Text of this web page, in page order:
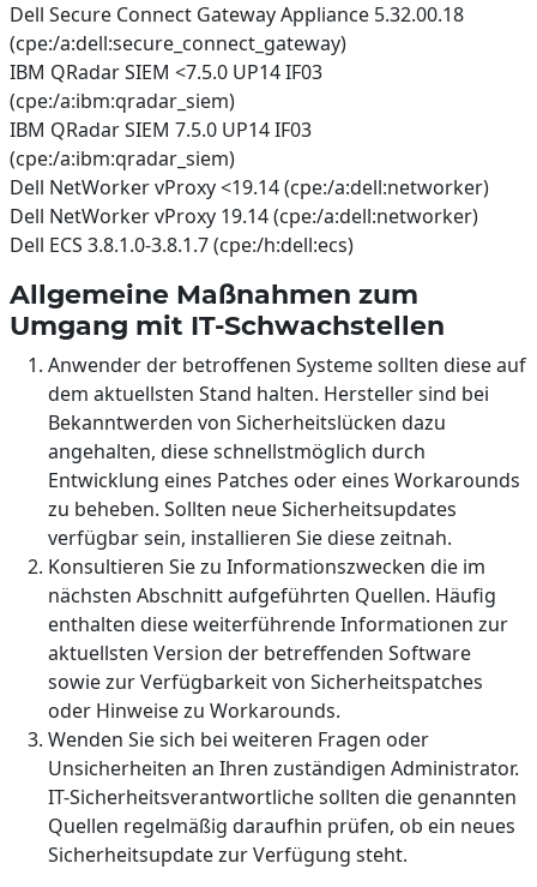
Dell Secure Connect Gateway Appliance 5.32.00.18
(cpe:/a:dell:secure_connect_gateway)
IBM QRadar SIEM <7.5.0 UP14 IF03
(cpe:/a:ibm:qradar_siem)
IBM QRadar SIEM 7.5.0 UP14 IF03
(cpe:/a:ibm:qradar_siem)
Dell NetWorker vProxy <19.14 (cpe:/a:dell:networker)
Dell NetWorker vProxy 19.14 (cpe:/a:dell:networker)
Dell ECS 3.8.1.0-3.8.1.7 (cpe:/h:dell:ecs)
Allgemeine Maßnahmen zum
Umgang mit IT-Schwachstellen
Anwender der betroffenen Systeme sollten diese auf
dem aktuellsten Stand halten. Hersteller sind bei
Bekanntwerden von Sicherheitslücken dazu
angehalten, diese schnellstmöglich durch
Entwicklung eines Patches oder eines Workarounds
zu beheben. Sollten neue Sicherheitsupdates
verfügbar sein, installieren Sie diese zeitnah.
Konsultieren Sie zu Informationszwecken die im
nächsten Abschnitt aufgeführten Quellen. Häufig
enthalten diese weiterführende Informationen zur
aktuellsten Version der betreffenden Software
sowie zur Verfügbarkeit von Sicherheitspatches
oder Hinweise zu Workarounds.
Wenden Sie sich bei weiteren Fragen oder
Unsicherheiten an Ihren zuständigen Administrator.
IT-Sicherheitsverantwortliche sollten die genannten
Quellen regelmäßig daraufhin prüfen, ob ein neues
Sicherheitsupdate zur Verfügung steht.